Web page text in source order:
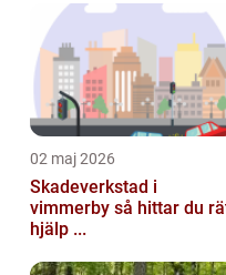
02 maj 2026
Skadeverkstad i
vimmerby så hittar du rätt
hjälp ...